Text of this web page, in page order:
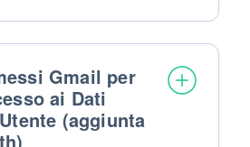
Gmail per
ai Dati
(aggiunta